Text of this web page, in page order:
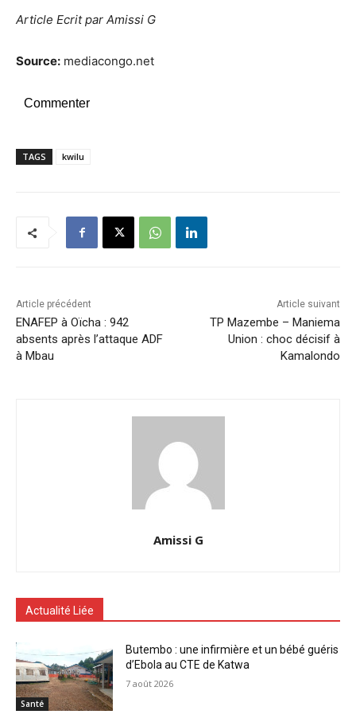
Article Ecrit par Amissi G
Source: mediacongo.net
Commenter
TAGS kwilu
Article précédent
ENAFEP à Oïcha : 942
absents après l’attaque ADF
à Mbau
Article suivant
TP Mazembe – Maniema
Union : choc décisif à
Kamalondo
Amissi G
Actualité Liée
Santé
Butembo : une infirmière et un bébé guéris
d’Ebola au CTE de Katwa
7 août 2026